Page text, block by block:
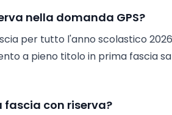
nella domanda GPS?
per tutto l'anno scolastico
a pieno titolo in prima fascia
fascia con riserva?